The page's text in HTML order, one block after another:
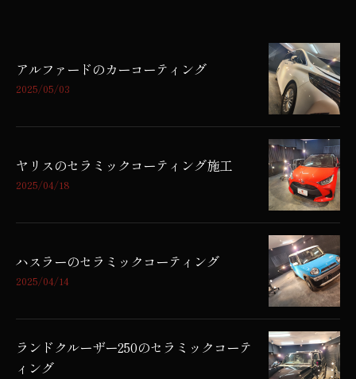
アルファードのカーコーティング
2025/05/03
ヤリスのセラミックコーティング施工
2025/04/18
ハスラーのセラミックコーティング
2025/04/14
ランドクルーザー250のセラミックコーテ
ィング